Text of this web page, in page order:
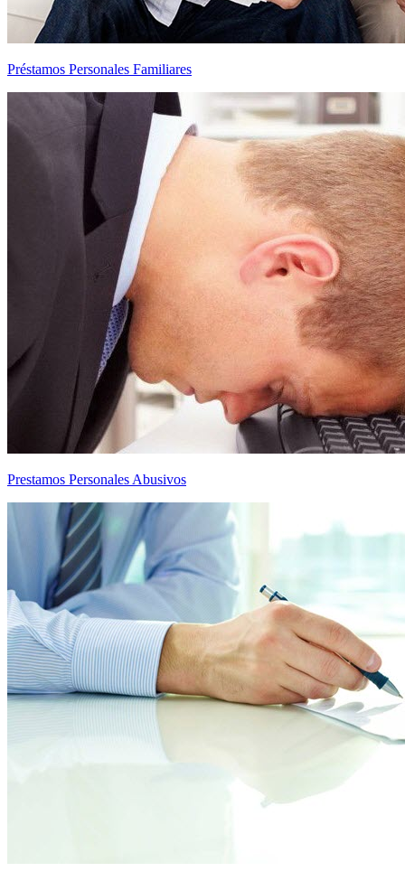
Préstamos Personales Familiares
Prestamos Personales Abusivos